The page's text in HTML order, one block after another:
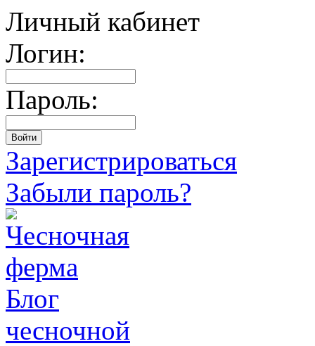
Личный кабинет
Логин:
Пароль:
Зарегистрироваться
Забыли пароль?
Блог
чесночной